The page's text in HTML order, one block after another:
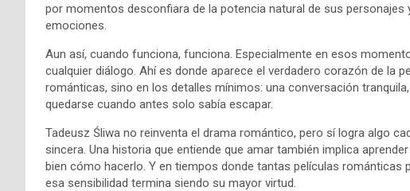
por momentos desconfiara de la potencia natural de sus
emociones.
Aun así, cuando funciona, funciona. Especialmente en esos
cualquier diálogo. Ahí es donde aparece el verdadero corazón de la
románticas, sino en los detalles mínimos: una conversación
quedarse cuando antes solo sabía escapar.
Tadeusz Śliwa no reinventa el drama romántico, pero sí logra algo
sincera. Una historia que entiende que amar también implica
bien cómo hacerlo. Y en tiempos donde tantas películas
esa sensibilidad termina siendo su mayor virtud.